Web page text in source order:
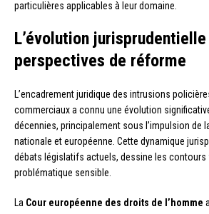
particulières applicables à leur domaine.
L’évolution
perspectives de réforme
L’encadrement juridique des intrusions
commerciaux a connu une évolution
décennies, principalement sous l’impulsion de
nationale et européenne. Cette dynamique
débats législatifs actuels, dessine les contours
problématique sensible.
La Cour européenne des droits de l’homme